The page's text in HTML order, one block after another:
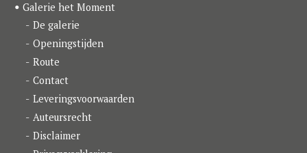
Galerie het Moment
De galerie
Openingstijden
Route
Contact
Leveringsvoorwaarden
Auteursrecht
Disclaimer